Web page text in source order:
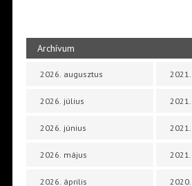
Archívum
2026. augusztus
2026. július
2026. június
2026. május
2026. április